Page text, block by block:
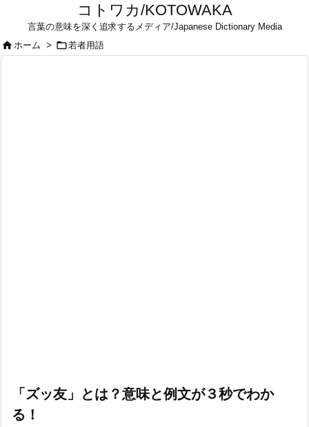
コトワカ/KOTOWAKA
言葉の意味を深く追求するメディア/Japanese Dictionary Media
ホーム > 若者用語
「ズッ友」とは？意味と例文が３秒でわか
る！